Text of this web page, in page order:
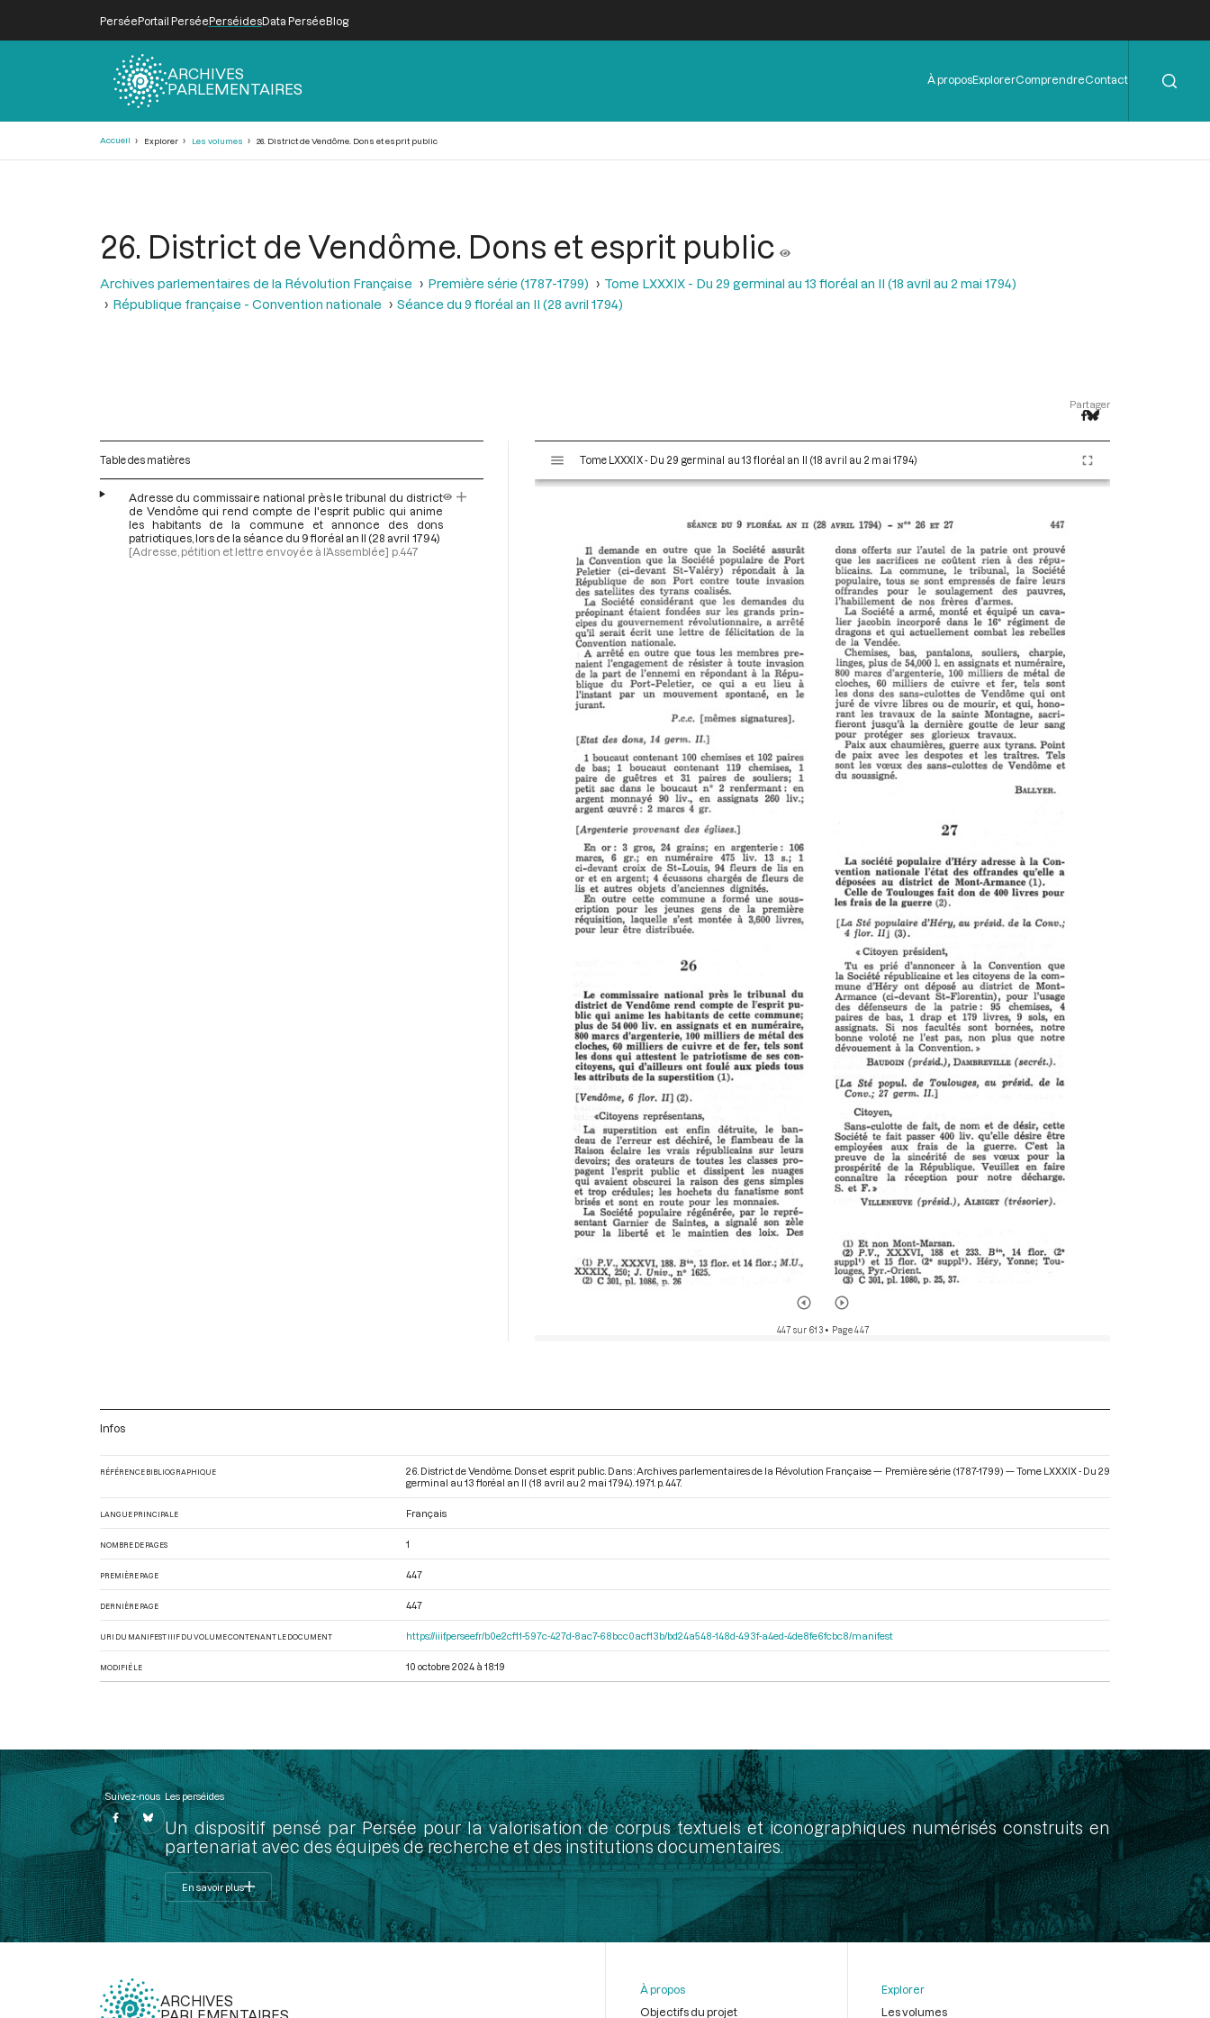
PerséePortail PerséePerséidesData PerséeBlog
ARCHIVES
PARLEMENTAIRES
Menu
de
À proposExplorerComprendreContact
Accueil Explorer Les volumes 26. District de Vendôme. Dons et esprit public
26. District de Vendôme. Dons et esprit public
Archives parlementaires de la Révolution Française Première série (1787-1799)
Tome LXXXIX - Du 29 germinal au 13 floréal an II (18 avril au 2 mai 1794)
République française - Convention nationale
Séance du 9 floréal an II (28 avril 1794)
Partager
Table des matières
Adresse du commissaire national près le tribunal du district
de Vendôme qui rend compte de l'esprit public qui anime
les habitants de la commune et annonce des dons
patriotiques, lors de la séance du 9 floréal an II (28 avril 1794)
[Adresse, pétition et lettre envoyée à l’Assemblée] p.447
s
Tome LXXXIX - Du 29 germinal au 13 floréal an II (18 avril au 2 mai 1794)
447 sur 613• Page 447
Infos
RÉFÉRENCE BIBLIOGRAPHIQUE
26. District de Vendôme. Dons et esprit public. Dans : Archives parlementaires de la Révolution Française — Première série (1787-1799) — Tome LXXXIX - Du 29
germinal au 13 floréal an II (18 avril au 2 mai 1794) . 1971. p. 447.
LANGUE PRINCIPALE Français
NOMBRE DE PAGES 1
PREMIÈRE PAGE 447
DERNIÈRE PAGE 447
URI DU MANIFEST IIIF DU VOLUME CONTENANT LE DOCUMENT https://iiif.persee.fr/b0e2cf11-597c-427d-8ac7-68bcc0acf13b/bd24a548-148d-493f-a4ed-4de8fe6fcbc8/manifest
MODIFIÉ LE 10 octobre 2024 à 18:19
Suivez-nous Les perséides
Un dispositif pensé par Persée pour la valorisation de corpus textuels et iconographiques numérisés construits en
partenariat avec des équipes de recherche et des institutions documentaires.
En savoir plus
ARCHIVES
À propos
Objectifs du projet
Explorer
Les volumes